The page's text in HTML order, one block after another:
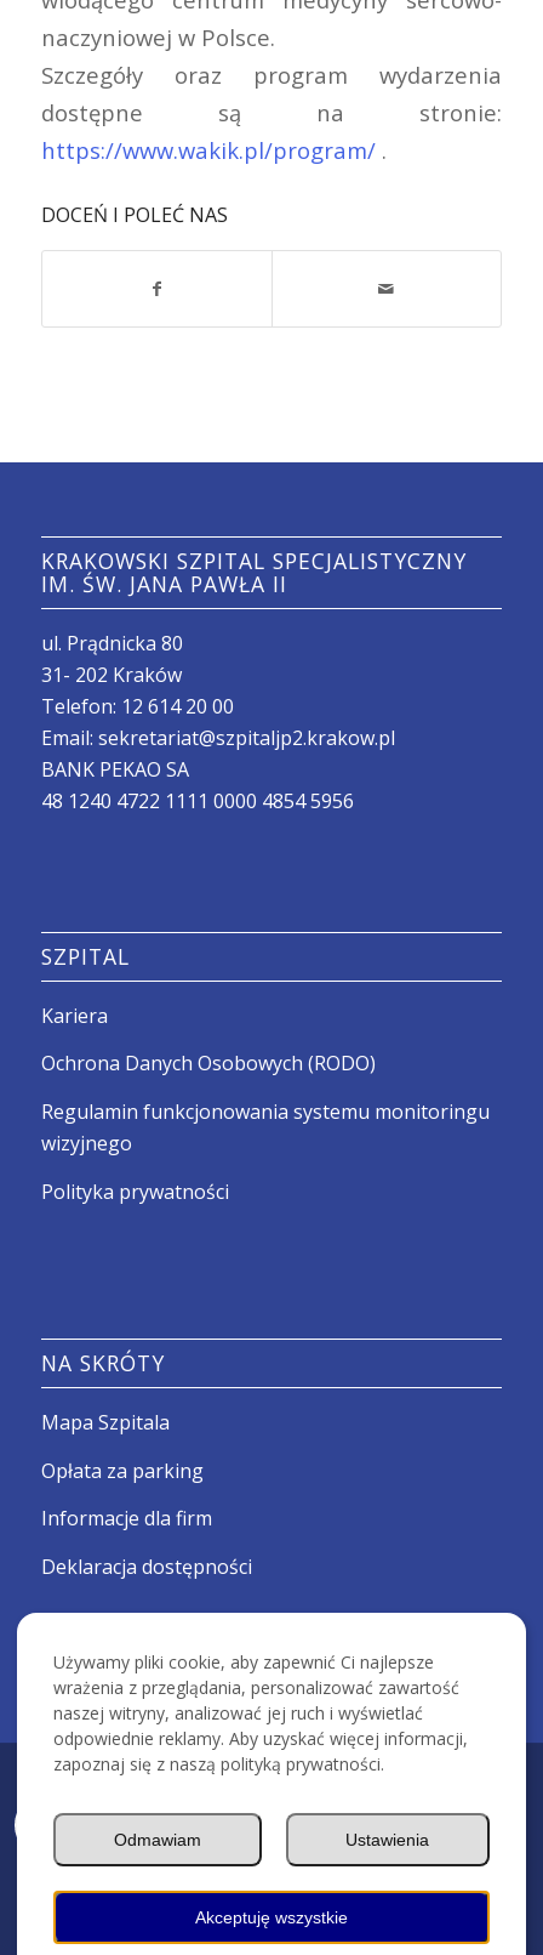
naczyniowej w Polsce.
Szczegóły oraz program wydarzenia
dostępne są na stronie:
https://www.wakik.pl/program/.
DOCEŃ I POLEĆ NAS
KRAKOWSKI SZPITAL SPECJALISTYCZNY
IM. ŚW. JANA PAWŁA II
ul. Prądnicka 80
31- 202 Kraków
Telefon: 12 614 20 00
Email: sekretariat@szpitaljp2.krakow.pl
BANK PEKAO SA
48 1240 4722 1111 0000 4854 5956
SZPITAL
Kariera
Ochrona Danych Osobowych (RODO)
Regulamin funkcjonowania systemu monitoringu
wizyjnego
Polityka prywatności
NA SKRÓTY
Mapa Szpitala
Opłata za parking
Informacje dla firm
Deklaracja dostępności
KRAKOWSKI SZPITAL SPECJALISTYCZNY IM. ŚW. JANA PAWŁA II -
Devcomm ICT
Używamy pliki cookie, aby zapewnić Ci najlepsze
wrażenia z przeglądania, personalizować zawartość
naszej witryny, analizować jej ruch i wyświetlać
odpowiednie reklamy. Aby uzyskać więcej informacji,
zapoznaj się z naszą polityką prywatności.
Akceptuję wszystkie
Ustawienia
Odmawiam